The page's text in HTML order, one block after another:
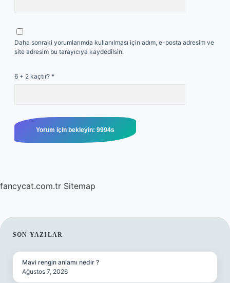
Daha sonraki yorumlarımda kullanılması için adım, e-posta adresim ve
site adresim bu tarayıcıya kaydedilsin.
6 + 2 kaçtır? *
fancycat.com.tr Sitemap
SIDEBAR
SON YAZILAR
Mavi rengin anlamı nedir ?
Ağustos 7, 2026